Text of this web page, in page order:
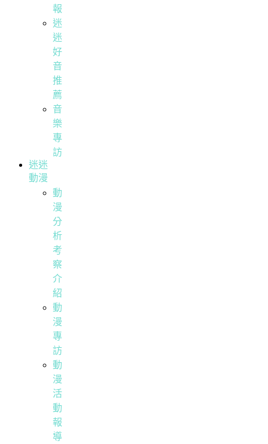
報
迷
迷
好
音
推
薦
音
樂
專
訪
迷迷
動漫
動
漫
分
析
考
察
介
紹
動
漫
專
訪
動
漫
活
動
報
導